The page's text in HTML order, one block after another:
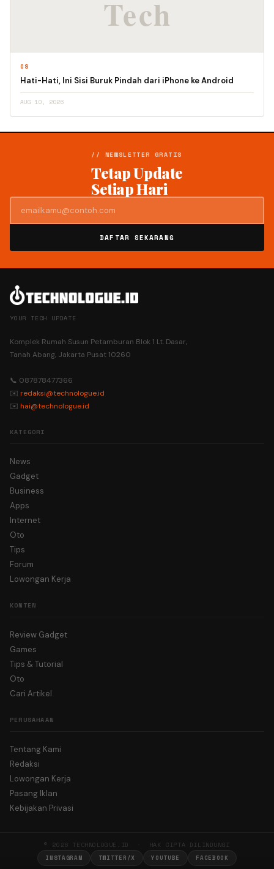
OS
Hati-Hati, Ini Sisi Buruk Pindah dari iPhone ke Android
AUG 10, 2026
// NEWSLETTER GRATIS
Tetap Update
Setiap Hari
DAFTAR SEKARANG
YOUR TECH UPDATE
Komplek Rumah Susun Petamburan Blok 1 Lt. Dasar,
Tanah Abang, Jakarta Pusat 10260
📞 087878477366
✉️ redaksi@technologue.id
✉️ hai@technologue.id
KATEGORI
News
Gadget
Business
Apps
Internet
Oto
Tips
Forum
Lowongan Kerja
KONTEN
Review Gadget
Games
Tips & Tutorial
Oto
Cari Artikel
PERUSAHAAN
Tentang Kami
Redaksi
Lowongan Kerja
Pasang Iklan
Kebijakan Privasi
© 2026 TECHNOLOGUE.ID · HAK CIPTA DILINDUNGI
INSTAGRAM TWITTER/X YOUTUBE FACEBOOK